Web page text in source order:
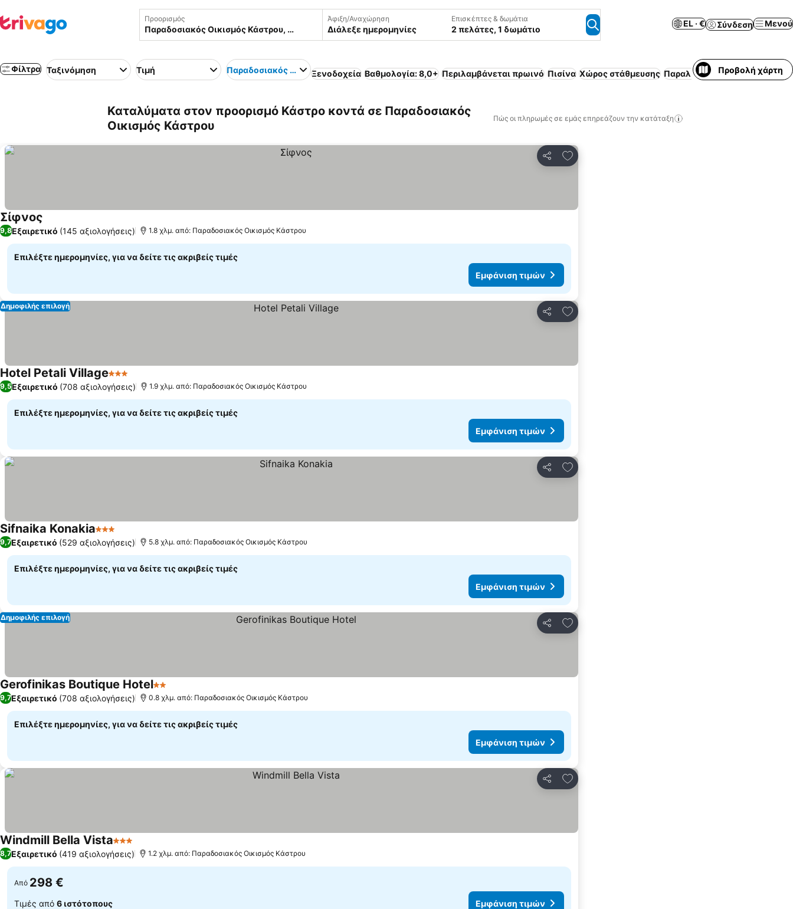
Προορισμός Άφιξη/Αναχώρηση
Διάλεξε ημερομηνίες
Επισκέπτες & δωμάτια
2 πελάτες, 1 δωμάτιο
EL · € Σύνδεση Μενού
Φίλτρα Ταξινόμηση Τιμή Παραδοσιακός Οικισμός Κάστρου
Ξενοδοχεία Βαθμολογία: 8,0+ Περιλαμβάνεται πρωινό Πισίνα Χώρος στάθμευσης Παραλία Επιπλωμένο
Προβολή χάρτη
Καταλύματα στον προορισμό Κάστρο κοντά σε Παραδοσιακός
Οικισμός Κάστρου
Πώς οι πληρωμές σε εμάς επηρεάζουν την κατάταξη
Κοινοποίηση
Προσθήκη στα αγαπημένα
Σίφνος
9,8Εξαιρετικό (145 αξιολογήσεις) 1.8 χλμ. από: Παραδοσιακός Οικισμός Κάστρου
Επιλέξτε ημερομηνίες, για να δείτε τις ακριβείς τιμές
Εμφάνιση τιμών
Κοινοποίηση
Προσθήκη στα αγαπημένα
Δημοφιλής επιλογή
Hotel Petali Village3 Αστέρια
9,5Εξαιρετικό (708 αξιολογήσεις) 1.9 χλμ. από: Παραδοσιακός Οικισμός Κάστρου
Επιλέξτε ημερομηνίες, για να δείτε τις ακριβείς τιμές
Εμφάνιση τιμών
Κοινοποίηση
Προσθήκη στα αγαπημένα
Sifnaika Konakia3 Αστέρια
9,7Εξαιρετικό (529 αξιολογήσεις) 5.8 χλμ. από: Παραδοσιακός Οικισμός Κάστρου
Επιλέξτε ημερομηνίες, για να δείτε τις ακριβείς τιμές
Εμφάνιση τιμών
Κοινοποίηση
Προσθήκη στα αγαπημένα
Δημοφιλής επιλογή
Gerofinikas Boutique Hotel2 Αστέρια
9,7Εξαιρετικό (708 αξιολογήσεις) 0.8 χλμ. από: Παραδοσιακός Οικισμός Κάστρου
Επιλέξτε ημερομηνίες, για να δείτε τις ακριβείς τιμές
Εμφάνιση τιμών
Κοινοποίηση
Προσθήκη στα αγαπημένα
Windmill Bella Vista3 Αστέρια
8,7Εξαιρετικό (419 αξιολογήσεις) 1.2 χλμ. από: Παραδοσιακός Οικισμός Κάστρου
Από 298 €
Τιμές από 6 ιστότοπους Εμφάνιση τιμών